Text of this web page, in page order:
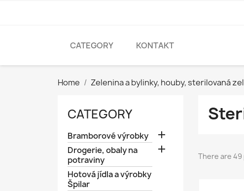
CATEGORY KONTAKT
Home Zelenina a bylinky, houby, sterilovaná
CATEGORY
Bramborové výrobky 
Drogerie, obaly na
potraviny

Hotová jídla a výrobky
Špilar
There are